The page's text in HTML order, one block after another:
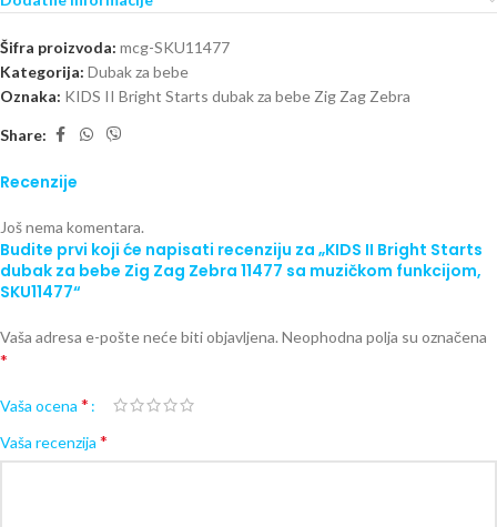
Šifra proizvoda: mcg-SKU11477
Kategorija: Dubak za bebe
Oznaka: KIDS II Bright Starts dubak za bebe Zig Zag Zebra
Share:
Recenzije
Još nema komentara.
Budite prvi koji će napisati recenziju za „KIDS II Bright Starts
dubak za bebe Zig Zag Zebra 11477 sa muzičkom funkcijom,
SKU11477“
Vaša adresa e-pošte neće biti objavljena. Neophodna polja su označena
*
Vaša ocena *
Vaša recenzija *